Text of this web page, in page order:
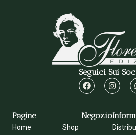
Seguici Sui
Pagine
Home
Negozio
Shop